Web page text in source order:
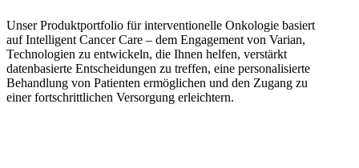
Unser Produktportfolio für interventionelle Onkologie basiert
auf Intelligent Cancer Care – dem Engagement von Varian,
Technologien zu entwickeln, die Ihnen helfen, verstärkt
datenbasierte Entscheidungen zu treffen, eine personalisierte
Behandlung von Patienten ermöglichen und den Zugang zu
einer fortschrittlichen Versorgung erleichtern.